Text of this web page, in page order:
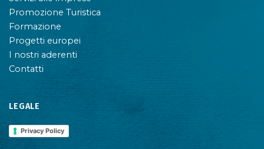
Promozione Turistica
Formazione
Progetti europei
I nostri aderenti
Contatti
LEGALE
Privacy Policy